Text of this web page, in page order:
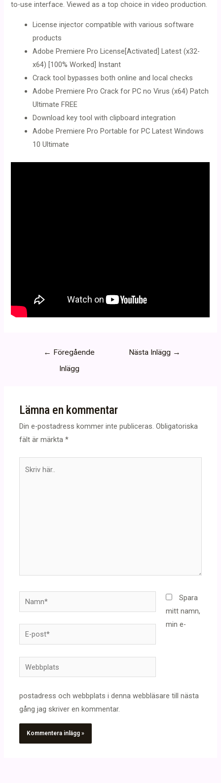
to-use interface. Viewed as a top choice in video production.
License injector compatible with various software
products
Adobe Premiere Pro License[Activated] Latest (x32-
x64) [100% Worked] Instant
Crack tool bypasses both online and local checks
Adobe Premiere Pro Crack for PC no Virus (x64) Patch
Ultimate FREE
Download key tool with clipboard integration
Adobe Premiere Pro Portable for PC Latest Windows
10 Ultimate
Inläggsnavigering
← Föregående
Inlägg
Nästa Inlägg →
Lämna en kommentar
Din e-postadress kommer inte publiceras. Obligatoriska
fält är märkta*
Namn*
E-
post*
Webbplats
Spara
mitt namn,
min e-
postadress och webbplats i denna webbläsare till nästa
gång jag skriver en kommentar.